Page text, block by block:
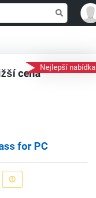
Nejlepší nabídka
cena
for PC